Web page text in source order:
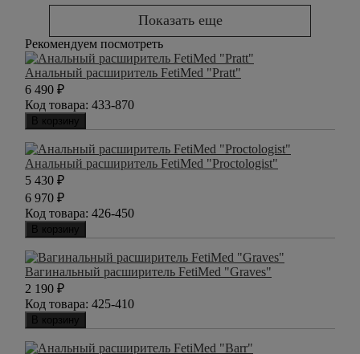
Показать еще
Рекомендуем посмотреть
Анальный расширитель FetiMed "Pratt"
6 490 ₽
Код товара: 433-870
В корзину
Анальный расширитель FetiMed "Proctologist"
5 430 ₽
6 970 ₽
Код товара: 426-450
В корзину
Вагинальный расширитель FetiMed "Graves"
2 190 ₽
Код товара: 425-410
В корзину